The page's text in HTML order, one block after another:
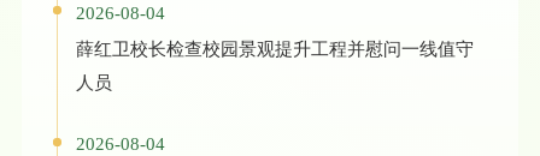
2026-08-04
薛红卫校长检查校园景观提升工程并慰问一线值守
人员
2026-08-04